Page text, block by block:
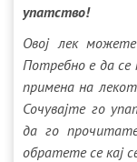
упатство!
Овој лек
Пoтребно е да се
примена на
Сочувајте го
да го
обратете се кај